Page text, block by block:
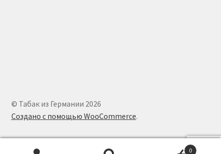
© Табак из Германии 2026
Создано с помощью WooCommerce.
0